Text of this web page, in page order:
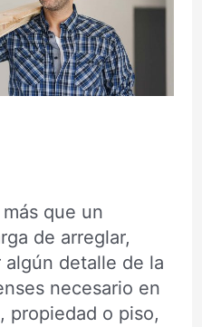
que un
de arreglar,
detalle de la
necesario en
propiedad o piso,